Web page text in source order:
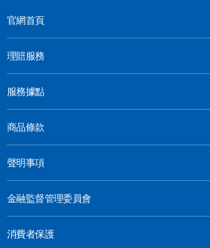
官網首頁
理賠服務
服務據點
商品條款
聲明事項
金融監督管理委員會
消費者保護